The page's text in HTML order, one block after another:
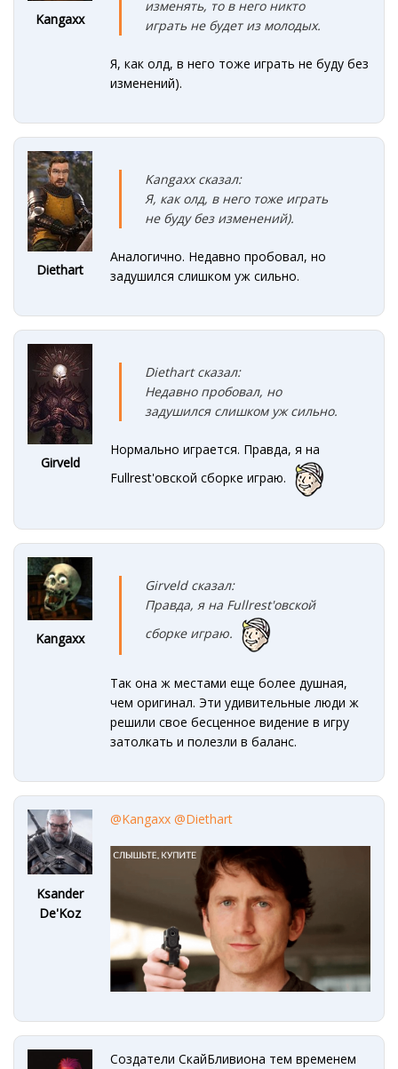
Kangaxx
изменять, то в него никто
играть не будет из молодых.
Я, как олд, в него тоже играть не буду без
изменений).
Diethart
Kangaxx сказал:
Я, как олд, в него тоже играть
не буду без изменений).
Аналогично. Недавно пробовал, но
задушился слишком уж сильно.
Girveld
Diethart сказал:
Недавно пробовал, но
задушился слишком уж сильно.
Нормально играется. Правда, я на
Fullrest'овской сборке играю.
Kangaxx
Girveld сказал:
Правда, я на Fullrest'овской
сборке играю.
Так она ж местами еще более душная,
чем оригинал. Эти удивительные люди ж
решили свое бесценное видение в игру
затолкать и полезли в баланс.
Ksander
De'Koz
@Kangaxx @Diethart
Создатели СкайБливиона тем временем